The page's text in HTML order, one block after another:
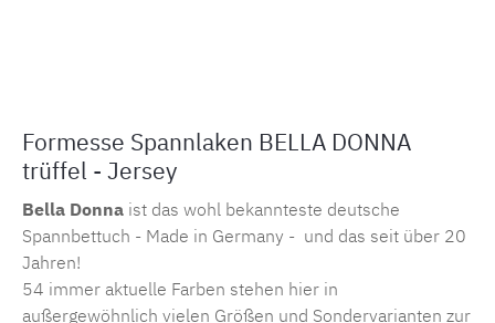
Formesse Spannlaken BELLA DONNA
trüffel - Jersey
Bella Donna ist das wohl bekannteste deutsche
Spannbettuch - Made in Germany - und das seit über 20
Jahren!
54 immer aktuelle Farben stehen hier in
außergewöhnlich vielen Größen und Sondervarianten zur